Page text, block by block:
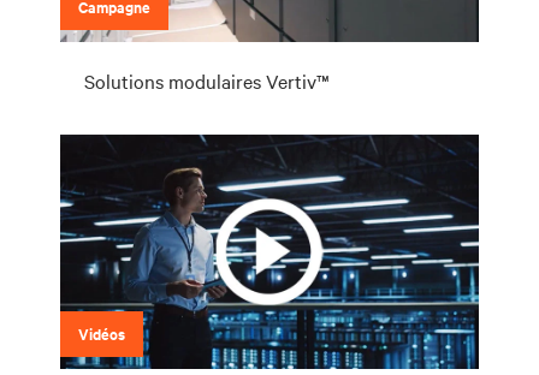
Campagne
Solutions modulaires Vertiv™
Vidéos